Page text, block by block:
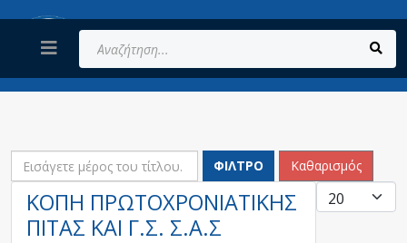
Αναζήτηση...
ΕΙΣΆΓΕΤΕ ΜΈΡΟΣ ΤΟΥ ΤΊΤΛΟΥ.
ΦΊΛΤΡΟ Καθαρισμός
ΚΟΠΉ ΠΡΩΤΟΧΡΟΝΙΆΤΙΚΗΣ
ΠΊΤΑΣ ΚΑΙ Γ.Σ. Σ.Α.Σ